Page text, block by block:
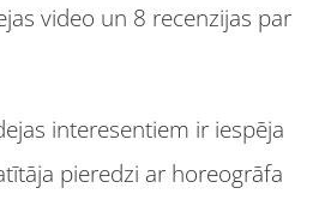
video un 8 recenzijas par
interesentiem ir iespēja
pieredzi ar horeogrāfa